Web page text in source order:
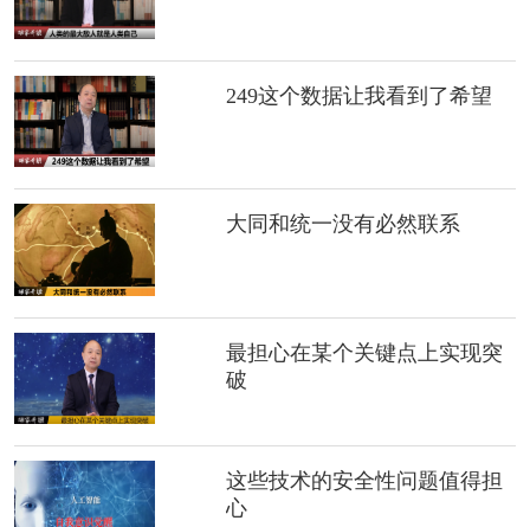
249这个数据让我看到了希望
大同和统一没有必然联系
最担心在某个关键点上实现突
破
这些技术的安全性问题值得担
心